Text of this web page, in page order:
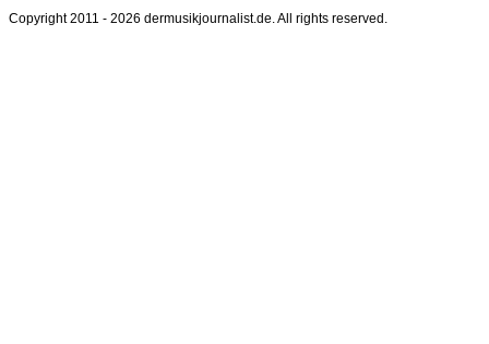
Copyright 2011 - 2026 dermusikjournalist.de. All rights reserved.